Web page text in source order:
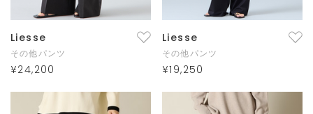
Liesse
その他パンツ
¥24,200
Liesse
その他パンツ
¥19,250